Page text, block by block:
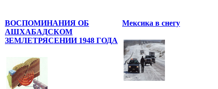
ВОСПОМИНАНИЯ ОБ
АШХАБАДСКОМ
ЗЕМЛЕТРЯСЕНИИ 1948 ГОДА
Мексика в снегу